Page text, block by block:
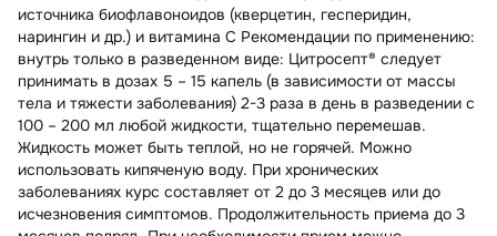
источника биофлавоноидов (кверцетин, гесперидин,
нарингин и др.) и витамина С Рекомендации по применению:
внутрь только в разведенном виде: Цитросепт® следует
принимать в дозах 5 – 15 капель (в зависимости от массы
тела и тяжести заболевания) 2-3 раза в день в разведении с
100 – 200 мл любой жидкости, тщательно перемешав.
Жидкость может быть теплой, но не горячей. Можно
использовать кипяченую воду. При хронических
заболеваниях курс составляет от 2 до 3 месяцев или до
исчезновения симптомов. Продолжительность приема до 3